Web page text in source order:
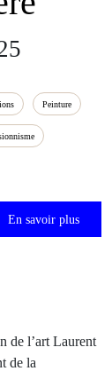
Peinture
En savoir plus
de l’art Laurent
de la